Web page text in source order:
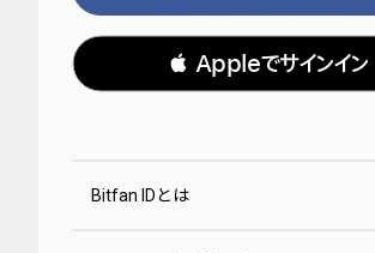
 Appleでサインイン
Bitfan IDとは